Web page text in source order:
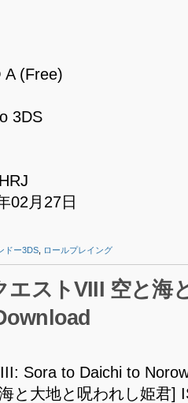
A (Free)
3DS
02月27日
ドー3DS ロールプレイング
エストVIII 空と海
Sora to Daichi to
と大地と呪われし姫君]